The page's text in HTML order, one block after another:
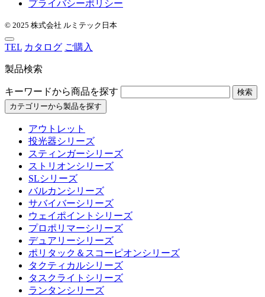
プライバシーポリシー
© 2025 株式会社 ルミテック日本
TEL カタログ ご購入
製品検索
キーワードから商品を探す
検索
カテゴリーから製品を探す
アウトレット
投光器シリーズ
スティンガーシリーズ
ストリオンシリーズ
SLシリーズ
バルカンシリーズ
サバイバーシリーズ
ウェイポイントシリーズ
プロポリマーシリーズ
デュアリーシリーズ
ポリタック＆スコーピオンシリーズ
タクティカルシリーズ
タスクライトシリーズ
ランタンシリーズ